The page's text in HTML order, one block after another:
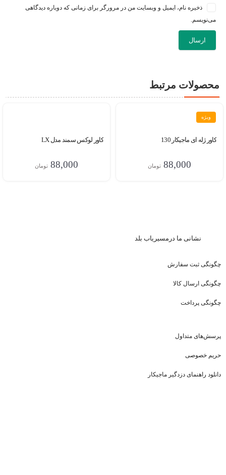
ذخیره نام، ایمیل و وبسایت من در مرورگر برای زمانی که دوباره دیدگاهی
می‌نویسم.
محصولات مرتبط
ویژه
کاور ژله ای ماجیکار 130
88,000 تومان
کاور لوکس سمند مدل LX
88,000 تومان
نشانی ما درمسیریاب بلد
چگونگی ثبت سفارش
چگونگی ارسال کالا
چگونگی پرداخت
پرسش‌های متداول
حریم خصوصی
دانلود راهنمای دزدگیر ماجیکار